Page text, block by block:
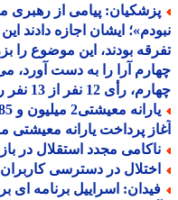
پیامی از رهبری
ایشان اجازه دادند این
بودند، این موضوع را
آرا را به دست آورد، می
نفر از 13 نفر را به دست آورد؛ ای�
پرداخت یارانه معیشتی
مجدد استقلال در باز
در دسترسی کاربران
اسراییل برنامه ای برای